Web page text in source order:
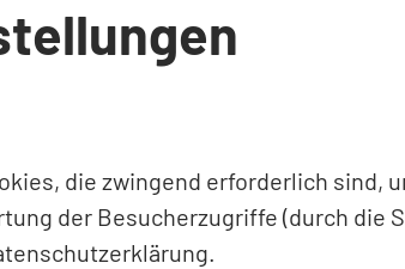
die zwingend erforderlich
der Besucherzugriffe (durch